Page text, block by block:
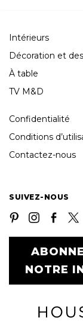
Intérieurs
Décoration et
À table
TV M&D
Confidentialité
Conditions
Contactez-nous
SUIVEZ-NOUS
NOTRE